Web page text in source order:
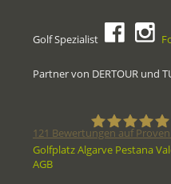
Golf Spezialist
Partner von DERTOUR und
121 Bewertungen auf
Golfplatz Algarve Pestana
AGB